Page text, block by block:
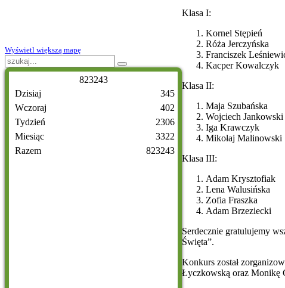
Klasa I:
Kornel Stępień
Róża Jerczyńska
Franciszek
Kacper Kowalczyk
Klasa II:
Maja Szubańska
Wojciech Jankowski
Iga Krawczyk
Mikołaj Malinowski
Klasa III:
Adam Krysztofiak
Lena Walusińska
Zofia Fraszka
Adam Brzeziecki
Serdecznie gratulujemy
Święta”.
Konkurs został
Łyczkowską oraz Monikę
Wyświetl większą mapę
823243
Dzisiaj
Wczoraj
Tydzień
Miesiąc
Razem
345
402
2306
3322
823243